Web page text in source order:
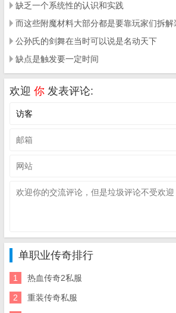
缺乏一个系统性的认识和实践
而这些附魔材料大部分都是要靠玩家们拆解
公孙氏的剑舞在当时可以说是名动天下
缺点是触发要一定时间
欢迎 你 发表评论:
单职业传奇排行
1 热血传奇2私服
2 重装传奇私服